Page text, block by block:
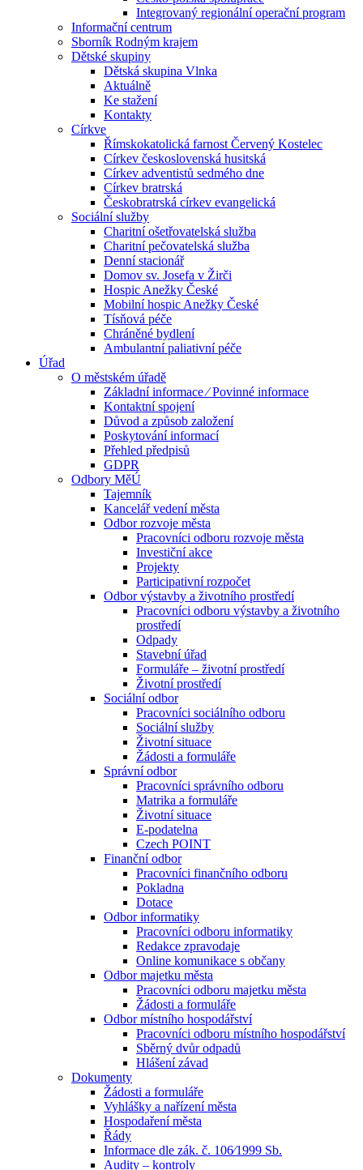
Integrovaný regionální operační program
Informační centrum
Sborník Rodným krajem
Dětské skupiny
Dětská skupina Vlnka
Aktuálně
Ke stažení
Kontakty
Církve
Římskokatolická farnost Červený Kostelec
Církev československá husitská
Církev adventistů sedmého dne
Církev bratrská
Českobratrská církev evangelická
Sociální služby
Charitní ošetřovatelská služba
Charitní pečovatelská služba
Denní stacionář
Domov sv. Josefa v Žirči
Hospic Anežky České
Mobilní hospic Anežky České
Tísňová péče
Chráněné bydlení
Ambulantní paliativní péče
Úřad
O městském úřadě
Základní informace ⁄ Povinné informace
Kontaktní spojení
Důvod a způsob založení
Poskytování informací
Přehled předpisů
GDPR
Odbory MěÚ
Tajemník
Kancelář vedení města
Odbor rozvoje města
Pracovníci odboru rozvoje města
Investiční akce
Projekty
Participativní rozpočet
Odbor výstavby a životního prostředí
Pracovníci odboru výstavby a životního
prostředí
Odpady
Stavební úřad
Formuláře – životní prostředí
Životní prostředí
Sociální odbor
Pracovníci sociálního odboru
Sociální služby
Životní situace
Žádosti a formuláře
Správní odbor
Pracovníci správního odboru
Matrika a formuláře
Životní situace
E-podatelna
Czech POINT
Finanční odbor
Pracovníci finančního odboru
Pokladna
Dotace
Odbor informatiky
Pracovníci odboru informatiky
Redakce zpravodaje
Online komunikace s občany
Odbor majetku města
Pracovníci odboru majetku města
Žádosti a formuláře
Odbor místního hospodářství
Pracovníci odboru místního hospodářství
Sběrný dvůr odpadů
Hlášení závad
Dokumenty
Žádosti a formuláře
Vyhlášky a nařízení města
Hospodaření města
Řády
Informace dle zák. č. 106⁄1999 Sb.
Audity – kontroly